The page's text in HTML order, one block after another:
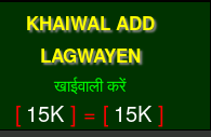
KHAIWAL ADD
LAGWAYEN
खाईवाली करें
[ 15K ] = [ 15K ]